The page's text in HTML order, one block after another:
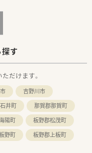
開発も手掛けており、多角
です。
れており、日曜と祝日に
ます。
です。
得できるため、リフレッ
す。
す
だけます。
吉野川市
井町
那賀郡那賀町
陽町
板野郡松茂町
野町
板野郡上板町